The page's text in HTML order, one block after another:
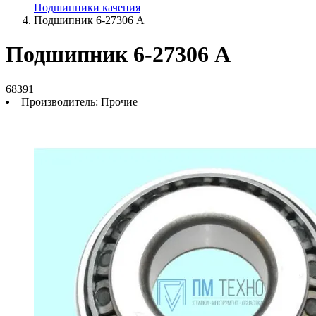
Подшипники качения
Подшипник 6-27306 A
Подшипник 6-27306 A
68391
Производитель: Прочие